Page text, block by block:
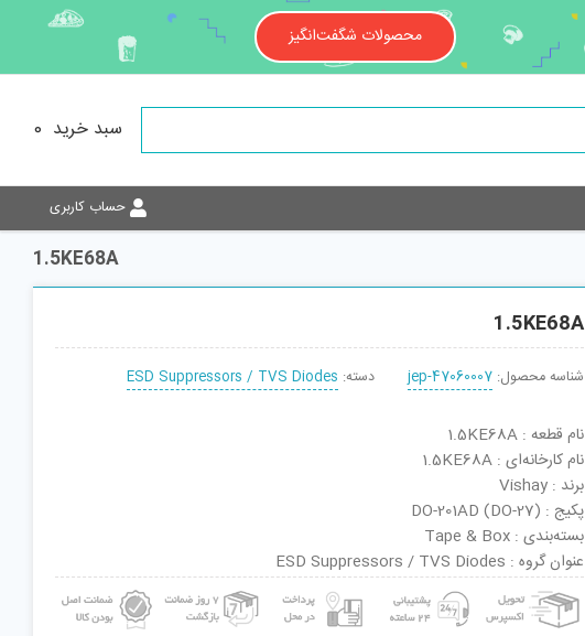
محصولات شگفت‌انگیز
سبد خرید 0
حساب کاربری
1.5KE68A
1.5KE68A
شناسه محصول: jep-47060007 دسته: ESD Suppressors / TVS Diodes
نام قطعه : 1.5KE68A
نام کارخانه‌ای : 1.5KE68A
برند : Vishay
پکیج : DO-201AD (DO-27)
بسته‌بندی : Tape & Box
عنوان گروه : ESD Suppressors / TVS Diodes